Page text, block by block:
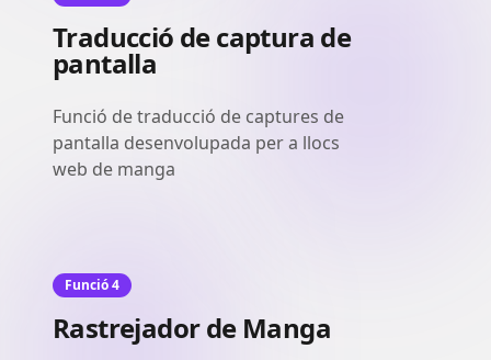
Traducció de captura de
pantalla
Funció de traducció de captures de
pantalla desenvolupada per a llocs
web de manga
Funció 4
Rastrejador de Manga